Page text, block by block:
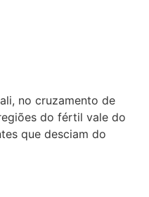
no cruzamento de
do fértil vale do
que desciam do